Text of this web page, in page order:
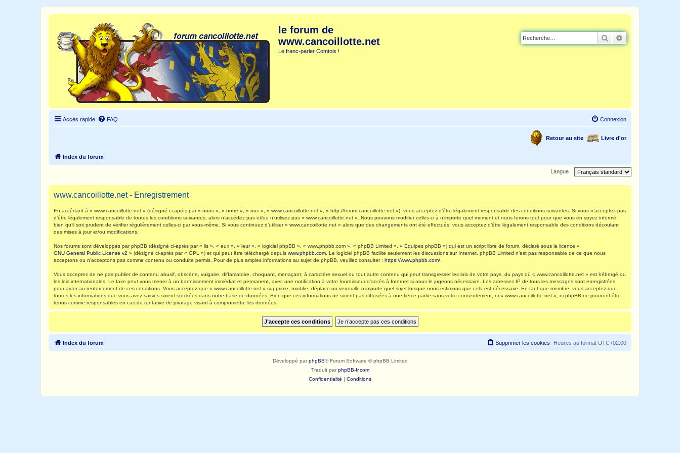
le forum de
www.cancoillotte.net
Le franc-parler Comtois !
Rechercher
Accès rapide FAQ Connexion
Livre d'or
Retour au site
Index du forum
Langue :
www.cancoillotte.net - Enregistrement
En accédant à « www.cancoillotte.net » (désigné ci-après par « nous », « notre », « nos », « www.cancoillotte.net », « http://forum.cancoillotte.net »), vous acceptez d’être légalement responsable des conditions suivantes. Si vous n’acceptez pas
d’être légalement responsable de toutes les conditions suivantes, alors n’accédez pas et/ou n’utilisez pas « www.cancoillotte.net ». Nous pouvons modifier celles-ci à n’importe quel moment et nous ferons tout pour que vous en soyez informé,
bien qu’il soit prudent de vérifier régulièrement celles-ci par vous-même. Si vous continuez d’utiliser « www.cancoillotte.net » alors que des changements ont été effectués, vous acceptez d’être légalement responsable des conditions découlant
des mises à jour et/ou modifications.
Nos forums sont développés par phpBB (désigné ci-après par « ils », « eux », « leur », « logiciel phpBB », « www.phpbb.com », « phpBB Limited », « Équipes phpBB ») qui est un script libre de forum, déclaré sous la licence «
GNU General Public License v2 » (désigné ci-après par « GPL ») et qui peut être téléchargé depuis www.phpbb.com . Le logiciel phpBB facilite seulement les discussions sur Internet. phpBB Limited n’est pas responsable de ce que nous
acceptons ou n’acceptons pas comme contenu ou conduite permis. Pour de plus amples informations au sujet de phpBB, veuillez consulter : https://www.phpbb.com/
Vous acceptez de ne pas publier de contenu abusif, obscène, vulgaire, diffamatoire, choquant, menaçant, à caractère sexuel ou tout autre contenu qui peut transgresser les lois de votre pays, du pays où « www.cancoillotte.net » est hébergé ou
les lois internationales. Le faire peut vous mener à un bannissement immédiat et permanent, avec une notification à votre fournisseur d’accès à Internet si nous le jugeons nécessaire. Les adresses IP de tous les messages sont enregistrées
pour aider au renforcement de ces conditions. Vous acceptez que « www.cancoillotte.net » supprime, modifie, déplace ou verrouille n’importe quel sujet lorsque nous estimons que cela est nécessaire. En tant que membre, vous acceptez que
toutes les informations que vous avez saisies soient stockées dans notre base de données. Bien que ces informations ne soient pas diffusées à une tierce partie sans votre consentement, ni « www.cancoillotte.net », ni phpBB ne pourront être
tenus comme responsables en cas de tentative de piratage visant à compromettre les données.
Index du forum Heures au format UTC+02:00
Supprimer les cookies
Développé parphpBB® Forum Software © phpBB Limited
Traduit parphpBB-fr.com
Confidentialité | Conditions